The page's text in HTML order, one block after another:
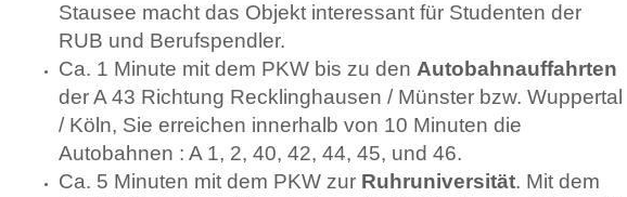
Stausee macht das Objekt interessant für Studenten der
RUB und Berufspendler.
Ca. 1 Minute mit dem PKW bis zu denAutobahnauffahrten
der A 43 Richtung Recklinghausen / Münster bzw. Wuppertal
/ Köln, Sie erreichen innerhalb von 10 Minuten die
Autobahnen : A 1, 2, 40, 42, 44, 45, und 46.
Ca. 5 Minuten mit dem PKW zur Ruhruniversität. Mit dem